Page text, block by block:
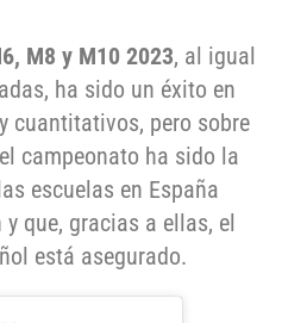
M8 y M10 2023, al igual
ha sido un éxito en
cuantitativos, pero sobre
campeonato ha sido la
escuelas en España
que, gracias a ellas, el
está asegurado.